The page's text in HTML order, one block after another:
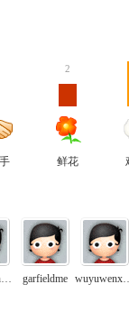
2
鲜花
emperorandking garfieldme